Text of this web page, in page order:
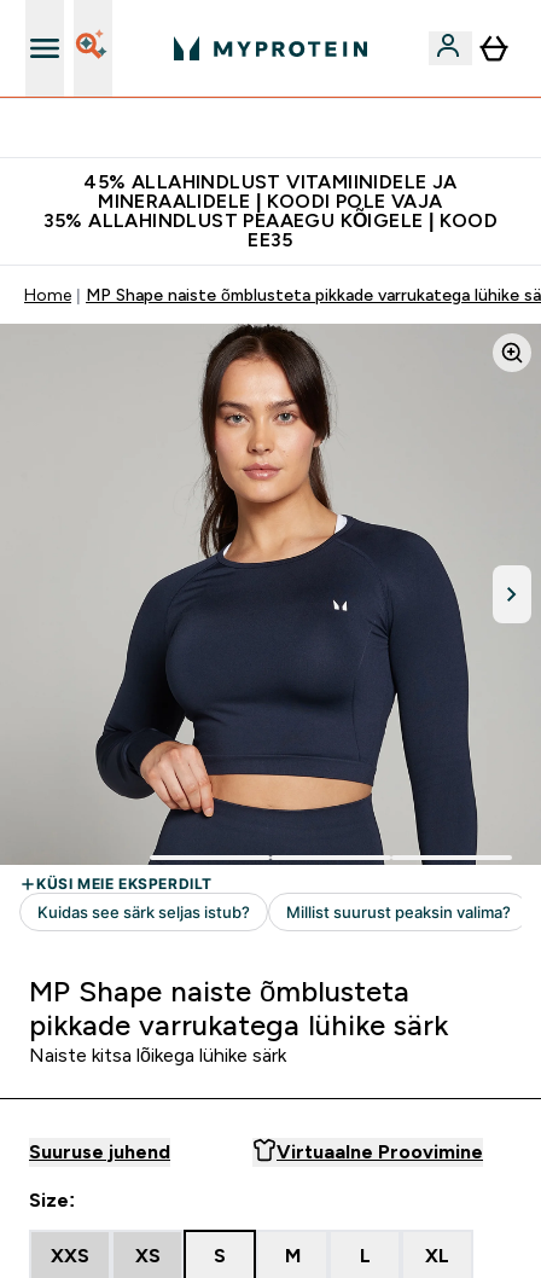
45% ALLAHINDLUST VITAMIINIDELE JA
MINERAALIDELE | KOODI POLE VAJA
35% ALLAHINDLUST PEAAEGU KÕIGELE | KOOD
EE35
Home MP Shape naiste õmblusteta pikkade varrukatega lühike
MP Shape naiste õmblusteta
pikkade varrukatega lühike särk
Naiste kitsa lõikega lühike särk
Suuruse juhend Virtuaalne Proovimine
Size:
XXS XS S M L XL